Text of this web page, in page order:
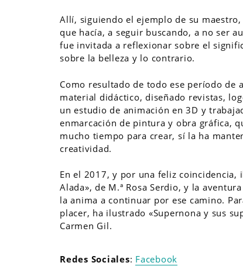
Allí, siguiendo el ejemplo de su
que hacía, a seguir buscando, a no ser
fue invitada a reflexionar sobre el
sobre la belleza y lo contrario.
Como resultado de todo ese período de
material didáctico, diseñado revistas,
un estudio de animación en 3D y
enmarcación de pintura y obra gráfica,
mucho tiempo para crear, sí la ha
creatividad.
En el 2017, y por una feliz coincidencia,
Alada», de M.ª Rosa Serdio, y la
la anima a continuar por ese camino.
placer, ha ilustrado «Supernona y sus
Carmen Gil.
Redes Sociales: Facebook